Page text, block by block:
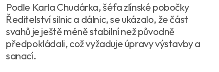
Podle Karla Chudárka, šéfa zlínské pobočky
Ředitelství silnic a dálnic, se ukázalo, že část
svahů je ještě méně stabilní než původně
předpokládali, což vyžaduje úpravy výstavby a
sanací.